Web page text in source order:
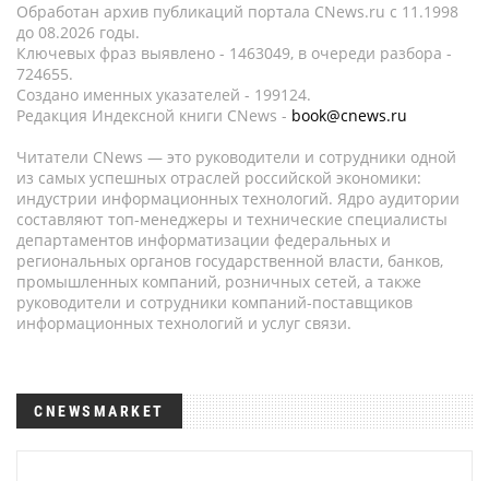
Обработан архив публикаций портала CNews.ru c 11.1998
до 08.2026 годы.
Ключевых фраз выявлено - 1463049, в очереди разбора -
724655.
Создано именных указателей - 199124.
Редакция Индексной книги CNews - book@cnews.ru
Читатели CNews — это руководители и сотрудники одной
из самых успешных отраслей российской экономики:
индустрии информационных технологий. Ядро аудитории
составляют топ-менеджеры и технические специалисты
департаментов информатизации федеральных и
региональных органов государственной власти, банков,
промышленных компаний, розничных сетей, а также
руководители и сотрудники компаний-поставщиков
информационных технологий и услуг связи.
CNEWSMARKET